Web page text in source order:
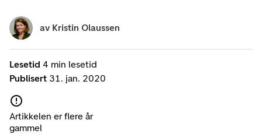
Lesetid 4 min lesetid
Publisert 31. jan. 2020
Artikkelen er flere år
gammel
av Kristin Olaussen